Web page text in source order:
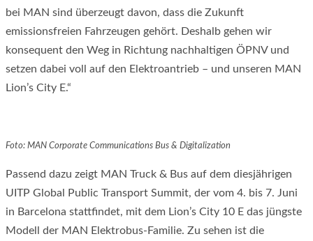
bei MAN sind überzeugt davon, dass die Zukunft
emissionsfreien Fahrzeugen gehört. Deshalb gehen wir
konsequent den Weg in Richtung nachhaltigen ÖPNV und
setzen dabei voll auf den Elektroantrieb – und unseren MAN
Lion’s City E.“
Foto: MAN Corporate Communications Bus & Digitalization
Passend dazu zeigt MAN Truck & Bus auf dem diesjährigen
UITP Global Public Transport Summit, der vom 4. bis 7. Juni
in Barcelona stattfindet, mit dem Lion’s City 10 E das jüngste
Modell der MAN Elektrobus-Familie. Zu sehen ist die